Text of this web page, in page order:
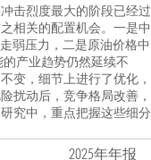
击烈度最大的阶段已经过
相关的配置机会。一是中
弱压力，二是原油价格中
产业趋势仍然延续不
变，细节上进行了优化，
扰动后，竞争格局改善，
究中，重点把握这些细分
2025年年报